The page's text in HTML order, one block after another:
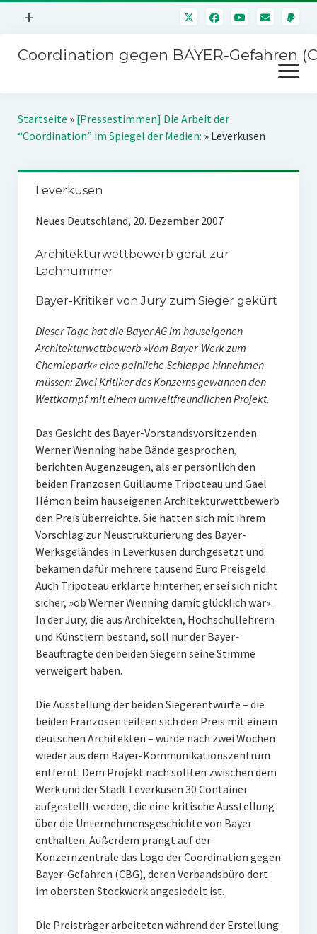
Menü
+
Mitmachen
Über uns
Impressum
Coordination gegen BAYER-Gefahren
Menü
öffnen
Kampagnen
Startseite » [Pressestimmen] Die Arbeit der
“Coordination” im Spiegel der Medien: » Leverkusen
Leverkusen
Neues Deutschland, 20. Dezember 2007
Architekturwettbewerb gerät zur
Lachnummer
Bayer-Kritiker von Jury zum Sieger gekürt
Dieser Tage hat die Bayer AG im hauseigenen
Architekturwettbewerb »Vom Bayer-Werk zum
Chemiepark« eine peinliche Schlappe hinnehmen
müssen: Zwei Kritiker des Konzerns gewannen den
Wettkampf mit einem umweltfreundlichen Projekt.
Das Gesicht des Bayer-Vorstandsvorsitzenden
Werner Wenning habe Bände gesprochen,
berichten Augenzeugen, als er persönlich den
beiden Franzosen Guillaume Tripoteau und Gael
Hémon beim hauseigenen Architekturwettbewerb
den Preis überreichte. Sie hatten sich mit ihrem
Vorschlag zur Neustrukturierung des Bayer-
Werksgeländes in Leverkusen durchgesetzt und
bekamen dafür mehrere tausend Euro Preisgeld.
Auch Tripoteau erklärte hinterher, er sei sich nicht
sicher, »ob Werner Wenning damit glücklich war«.
In der Jury, die aus Architekten, Hochschullehrern
und Künstlern bestand, soll nur der Bayer-
Beauftragte den beiden Siegern seine Stimme
verweigert haben.
Die Ausstellung der beiden Siegerentwürfe – die
beiden Franzosen teilten sich den Preis mit einem
deutschen Architekten – wurde nach zwei Wochen
wieder aus dem Bayer-Kommunikationszentrum
entfernt. Dem Projekt nach sollten zwischen dem
Werk und der Stadt Leverkusen 30 Container
aufgestellt werden, die eine kritische Ausstellung
über die Unternehmensgeschichte von Bayer
enthalten. Außerdem prangt auf der
Konzernzentrale das Logo der Coordination gegen
Bayer-Gefahren (CBG), deren Verbandsbüro dort
im obersten Stockwerk angesiedelt ist.
Die Preisträger arbeiteten während der Erstellung